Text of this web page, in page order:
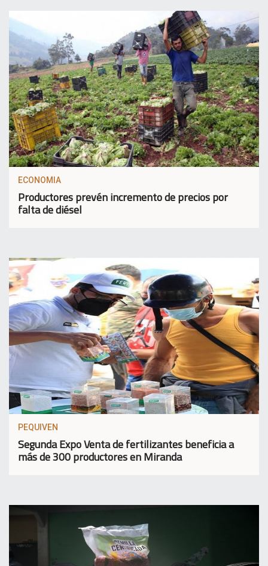
ECONOMIA
Productores prevén incremento de precios por
falta de diésel
PEQUIVEN
Segunda Expo Venta de fertilizantes beneficia a
más de 300 productores en Miranda